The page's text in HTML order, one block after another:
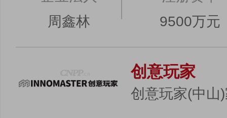
周鑫林
9500万元
创意玩家
创意玩家(中山